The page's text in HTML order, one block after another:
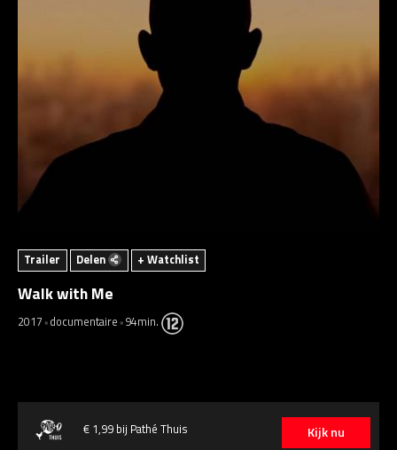
Trailer Delen + Watchlist
Walk with Me
2017 documentaire 94min.
Kijk nu
€ 1,99 bij Pathé Thuis